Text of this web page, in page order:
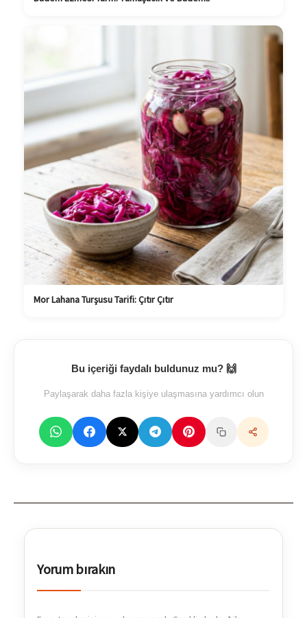
Mor Lahana Turşusu Tarifi: Çıtır Çıtır
Bu içeriği faydalı buldunuz mu? 🙌
Paylaşarak daha fazla kişiye ulaşmasına yardımcı olun
Yorum bırakın